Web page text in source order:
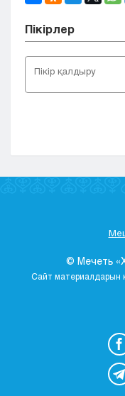
Пікірлер
© Мечеть
Сайт материалдарын